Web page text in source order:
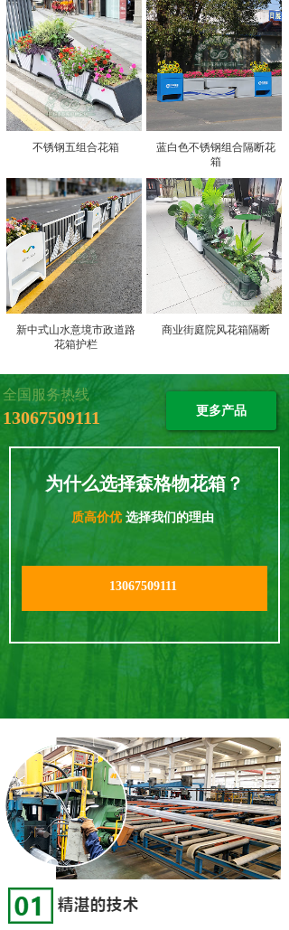
不锈钢五组合花箱
蓝白色不锈钢组合隔断花
箱
新中式山水意境市政道路
花箱护栏
商业街庭院风花箱隔断
全国服务热线
13067509111 更多产品
质高价优选择我们的理由
为什么选择森格物花箱？
13067509111